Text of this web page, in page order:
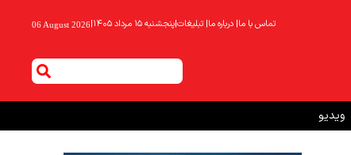
تماس با ما| درباره ما| تبلیغات|پنجشنبه ۱۵ مرداد ۱۴۰۵ |
06 August 2026
ویدیو